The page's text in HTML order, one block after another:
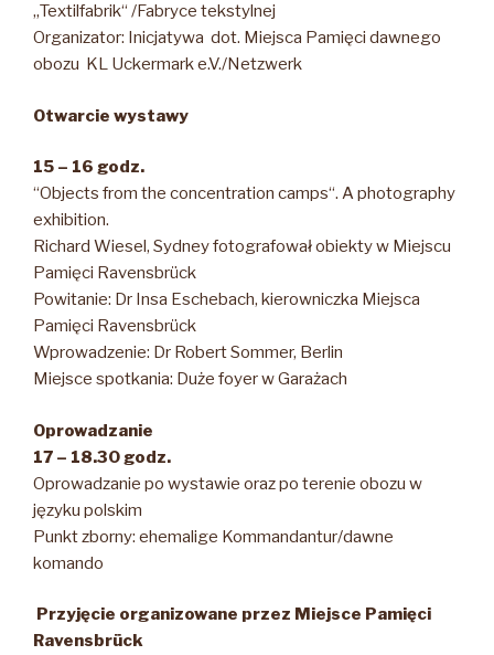
„Textilfabrik“ /Fabryce tekstylnej
Organizator: Inicjatywa dot. Miejsca Pamięci dawnego
obozu KL Uckermark e.V./Netzwerk
Otwarcie wystawy
15 – 16 godz.
“Objects from the concentration camps“. A photography
exhibition.
Richard Wiesel, Sydney fotografował obiekty w Miejscu
Pamięci Ravensbrück
Powitanie: Dr Insa Eschebach, kierowniczka Miejsca
Pamięci Ravensbrück
Wprowadzenie: Dr Robert Sommer, Berlin
Miejsce spotkania: Duże foyer w Garażach
Oprowadzanie
17 – 18.30 godz.
Oprowadzanie po wystawie oraz po terenie obozu w
języku polskim
Punkt zborny: ehemalige Kommandantur/dawne
komando
Przyjęcie organizowane przez Miejsce Pamięci
Ravensbrück